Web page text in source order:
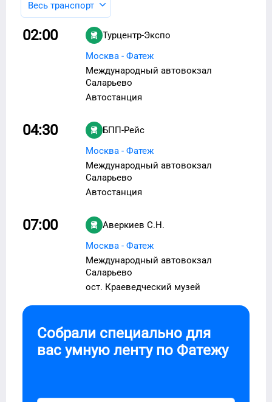
Весь транспорт
02:00
Турцентр-Экспо
Москва - Фатеж
Международный автовокзал
Саларьево
Автостанция
04:30
БПП-Рейс
Москва - Фатеж
Международный автовокзал
Саларьево
Автостанция
07:00
Аверкиев С.Н.
Москва - Фатеж
Международный автовокзал
Саларьево
ост. Краеведческий музей
Собрали специально для
вас умную ленту по Фатежу